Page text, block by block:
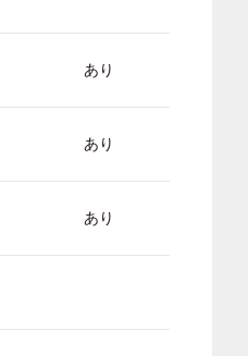
あり
あり
あり